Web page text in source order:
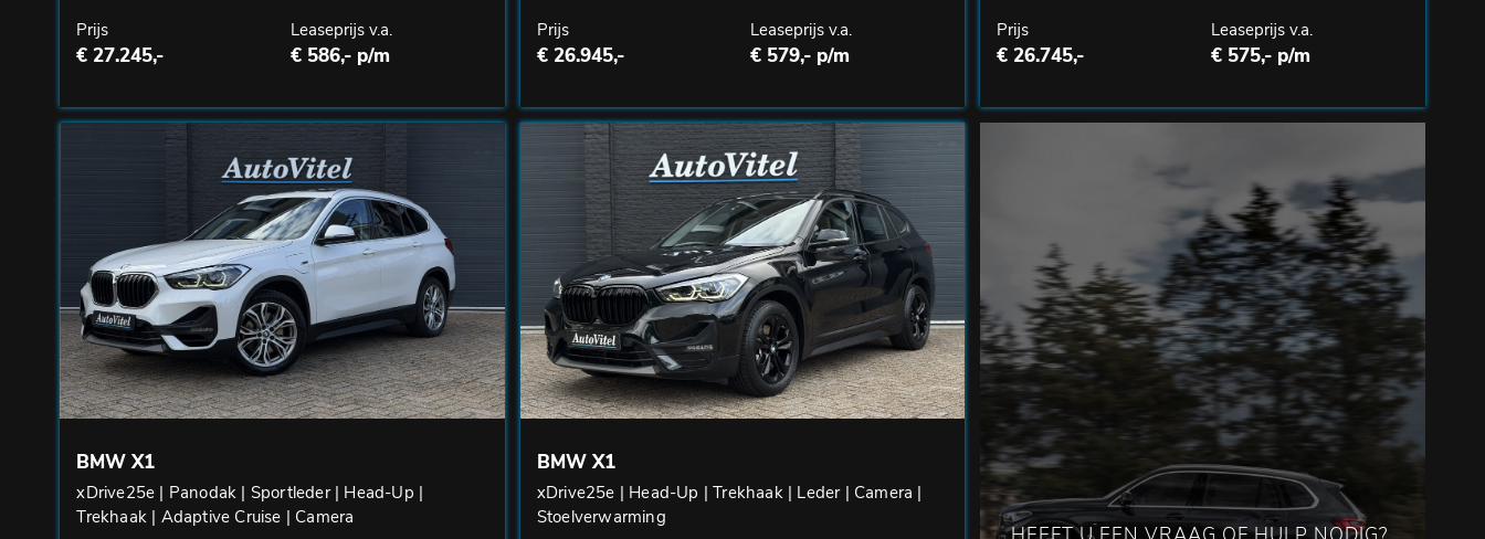
Prijs
€ 27.245,-
Leaseprijs v.a.
€ 586,- p/m
Prijs
€ 26.945,-
Leaseprijs v.a.
€ 579,- p/m
Prijs
€ 26.745,-
Leaseprijs v.a.
€ 575,- p/m
BMW X1
xDrive25e | Panodak | Sportleder | Head-Up |
Trekhaak | Adaptive Cruise | Camera
BMW X1
xDrive25e | Head-Up | Trekhaak | Leder | Camera |
Stoelverwarming